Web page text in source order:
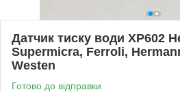
Датчик тиску води XP602
Supermicra, Ferroli,
Westen
Готово до відправки